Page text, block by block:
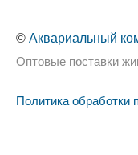
© Аквариальный
Оптовые поставки
Политика обработки